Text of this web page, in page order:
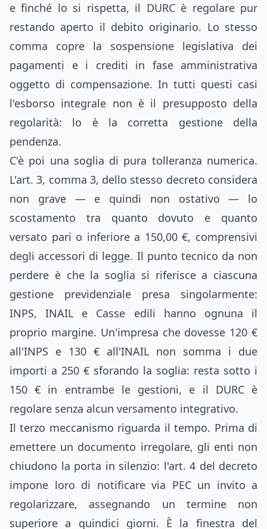
e finché lo si rispetta, il DURC è regolare pur
restando aperto il debito originario. Lo stesso
comma copre la sospensione legislativa dei
pagamenti e i crediti in fase amministrativa
oggetto di compensazione. In tutti questi casi
l'esborso integrale non è il presupposto della
regolarità: lo è la corretta gestione della
pendenza.
C'è poi una soglia di pura tolleranza numerica.
L'art. 3, comma 3, dello stesso decreto considera
non grave — e quindi non ostativo — lo
scostamento tra quanto dovuto e quanto
versato pari o inferiore a 150,00 €, comprensivi
degli accessori di legge. Il punto tecnico da non
perdere è che la soglia si riferisce a ciascuna
gestione previdenziale presa singolarmente:
INPS, INAIL e Casse edili hanno ognuna il
proprio margine. Un'impresa che dovesse 120 €
all'INPS e 130 € all'INAIL non somma i due
importi a 250 € sforando la soglia: resta sotto i
150 € in entrambe le gestioni, e il DURC è
regolare senza alcun versamento integrativo.
Il terzo meccanismo riguarda il tempo. Prima di
emettere un documento irregolare, gli enti non
chiudono la porta in silenzio: l'art. 4 del decreto
impone loro di notificare via PEC un invito a
regolarizzare, assegnando un termine non
superiore a quindici giorni. È la finestra del